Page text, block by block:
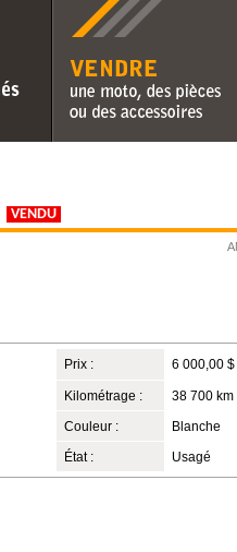
Vendre une moto, des pièces ou
des accessoires
VENDU
Prix : 6 000,00 $
Kilométrage : 38 700 km
Couleur : Blanche
État : Usagé